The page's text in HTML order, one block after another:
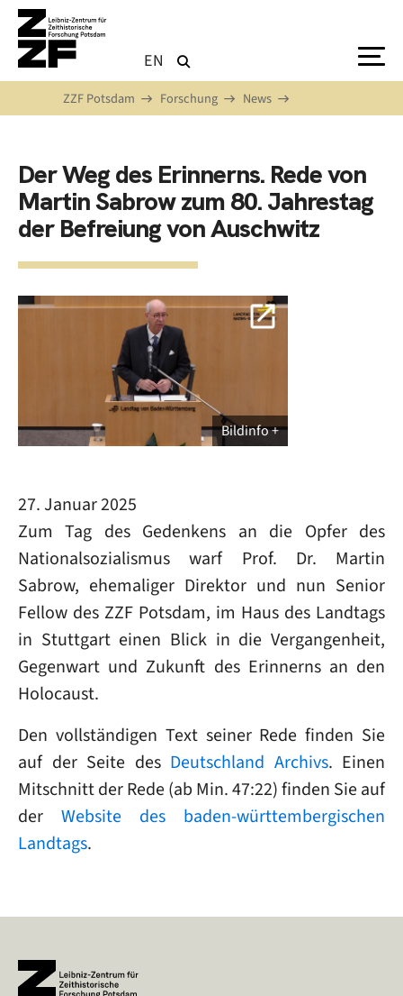
Direkt zum Inhalt
EN
ZZF Potsdam Forschung News
Der Weg des Erinnerns. Rede von
Martin Sabrow zum 80. Jahrestag
der Befreiung von Auschwitz
Bildinfo
27. Januar 2025
Zum Tag des Gedenkens an die Opfer des
Nationalsozialismus warf Prof. Dr. Martin
Sabrow, ehemaliger Direktor und nun Senior
Fellow des ZZF Potsdam, im Haus des Landtags
in Stuttgart einen Blick in die Vergangenheit,
Gegenwart und Zukunft des Erinnerns an den
Holocaust.
Den vollständigen Text seiner Rede finden Sie
auf der Seite des Deutschland Archivs. Einen
Mitschnitt der Rede (ab Min. 47:22) finden Sie auf
der Website des baden-württembergischen
Landtags.